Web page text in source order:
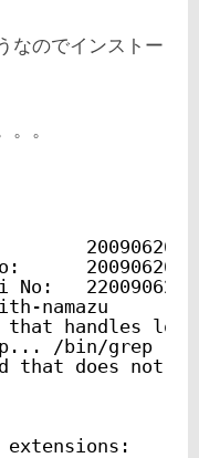
なのでインストー
。
20090626
20090626
220090626
namazu
that handles
/bin/grep -E
that does not